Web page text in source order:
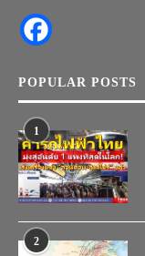
POPULAR POSTS
1
2